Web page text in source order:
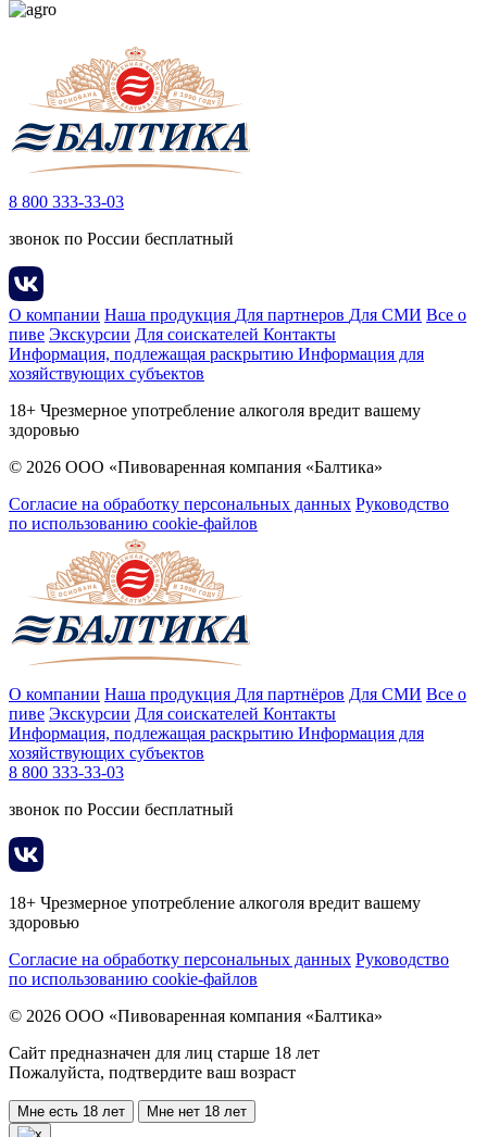
8 800 333-33-03
звонок по России бесплатный
О компании Наша продукция Для партнеров Для СМИ Все о
пиве Экскурсии Для соискателей Контакты
Информация, подлежащая раскрытию Информация для
хозяйствующих субъектов
18+ Чрезмерное употребление алкоголя вредит вашему
здоровью
© 2026 ООО «Пивоваренная компания «Балтика»
Согласие на обработку персональных данных Руководство
по использованию cookie-файлов
О компании Наша продукция Для партнёров Для СМИ Все о
пиве Экскурсии Для соискателей Контакты
Информация, подлежащая раскрытию Информация для
хозяйствующих субъектов
8 800 333-33-03
звонок по России бесплатный
18+ Чрезмерное употребление алкоголя вредит вашему
здоровью
Согласие на обработку персональных данных Руководство
по использованию cookie-файлов
© 2026 ООО «Пивоваренная компания «Балтика»
Сайт предназначен для лиц старше 18 лет
Пожалуйста, подтвердите ваш возраст
Мне есть 18 лет Мне нет 18 лет